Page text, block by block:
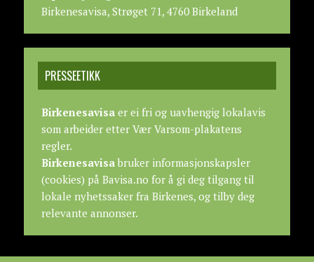
Birkenesavisa, Strøget 71, 4760 Birkeland
PRESSEETIKK
Birkenesavisaer ei fri og uavhengig lokalavis
som arbeider etter Vær Varsom-plakatens
regler.
Birkenesavisabruker informasjonskapsler
(cookies) på Bavisa.no for å gi deg tilgang til
lokale nyhetssaker fra Birkenes, og tilby deg
relevante annonser.